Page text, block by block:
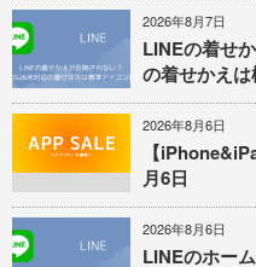
2026年8月7日
LINEの着せ
の着せかえ
2026年8月6日
【
月6日
2026年8月6日
LINEのホー